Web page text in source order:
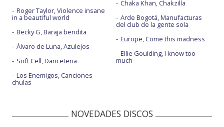
Roger Taylor, Violence insane
in a beautiful world
Becky G, Baraja bendita
Álvaro de Luna, Azulejos
Soft Cell, Danceteria
Los Enemigos, Canciones
chulas
Chaka Khan, Chakzilla
Arde Bogotá, Manufacturas
del club de la gente sola
Europe, Come this madness
Ellie Goulding, I know too
much
NOVEDADES DISCOS